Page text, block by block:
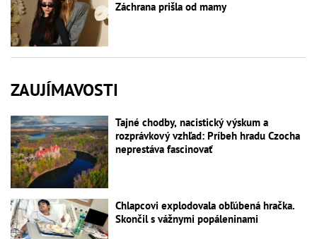
Záchrana prišla od mamy
ZAUJÍMAVOSTI
Tajné chodby, nacistický výskum a
rozprávkový vzhľad: Príbeh hradu Czocha
neprestáva fascinovať
Chlapcovi explodovala obľúbená hračka.
Skončil s vážnymi popáleninami